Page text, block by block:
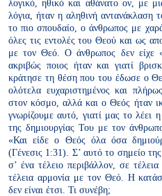
λογικό, ηθικό και αθάνατο ον, με
λόγια, ήταν η αληθινή αντανάκλαση
το πιο σπουδαίο, ο άνθρωπος με
όλες τις εντολές του Θεού και ως
με τον Θεό. Ο άνθρωπος δεν είχε
ακριβώς ποιος ήταν και γιατί
κράτησε τη θέση που του έδωσε ο
ολότελα ευχαριστημένος και
στον κόσμο, αλλά και ο Θεός ήταν
γνωρίζουμε αυτό, γιατί μας το
της δημιουργίας Του με τον
«Και είδε ο Θεός όλα όσα
(Γένεσις 1:31). Σ’ αυτό το σημείο
σ’ ένα τέλειο περιβάλλον, σε
τέλεια αρμονία με τον Θεό. Η
δεν είναι έτσι. Τι συνέβη;